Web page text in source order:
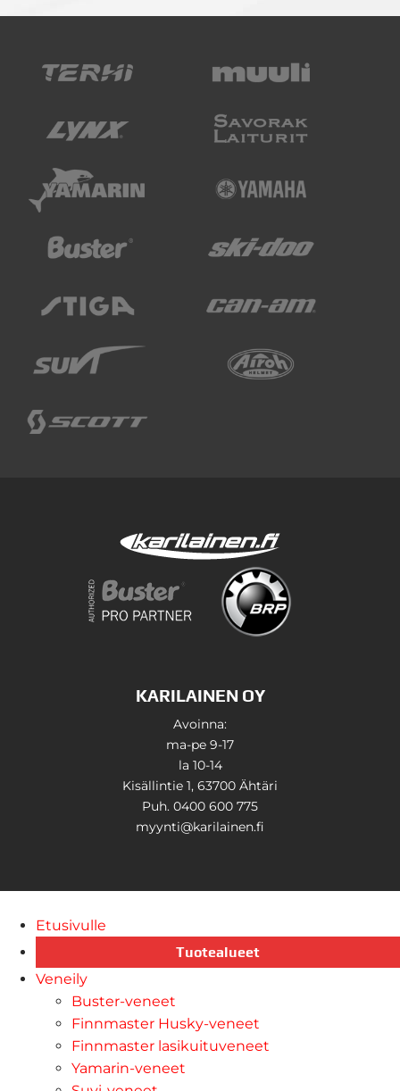
KARILAINEN OY
Avoinna:
ma-pe 9-17
la 10-14
Kisällintie 1, 63700 Ähtäri
Puh. 0400 600 775
myynti@karilainen.fi
Etusivulle
Tuotealueet
Veneily
Buster-veneet
Finnmaster Husky-veneet
Finnmaster lasikuituveneet
Yamarin-veneet